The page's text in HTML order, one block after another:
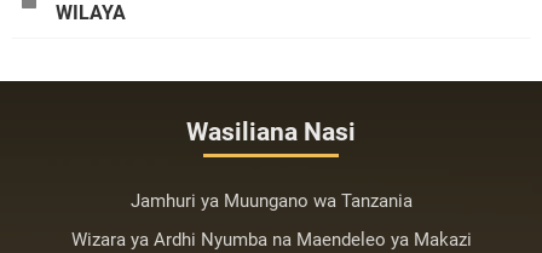
WILAYA
Wasiliana Nasi
Jamhuri ya Muungano wa Tanzania
Wizara ya Ardhi Nyumba na Maendeleo ya Makazi